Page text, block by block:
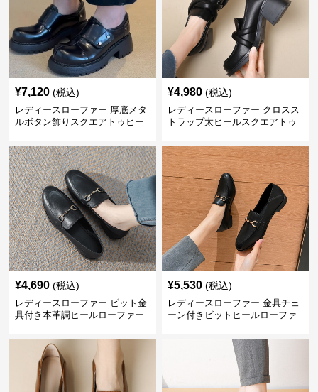
¥7,120 (税込)
レディースローファー 厚底メタ
ルボタン飾りスクエアトゥヒー
¥4,980 (税込)
レディースローファー クロスス
トラップ太ヒールスクエアトゥ
¥4,690 (税込)
レディースローファー ビット金
具付き本革調ヒールローファー
¥5,530 (税込)
レディースローファー 金具チェ
ーン付きビットヒールローファ